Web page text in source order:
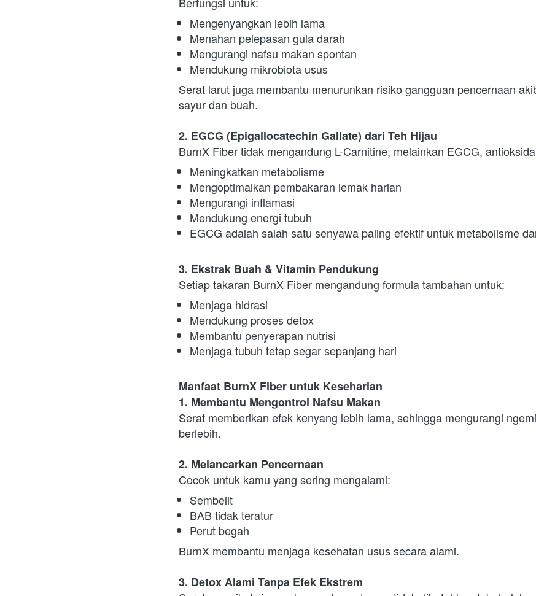
Mengenyangkan lebih lama
Menahan pelepasan gula darah
Mengurangi nafsu makan spontan
Mendukung mikrobiota usus
Serat larut juga membantu menurunkan risiko gangguan pencernaan
sayur dan buah.
2. EGCG (Epigallocatechin Gallate) dari Teh Hijau
BurnX Fiber tidak mengandung L-Carnitine, melainkan EGCG,
Meningkatkan metabolisme
Mengoptimalkan pembakaran lemak harian
Mengurangi inflamasi
Mendukung energi tubuh
EGCG adalah salah satu senyawa paling efektif untuk metabolisme
3. Ekstrak Buah & Vitamin Pendukung
Setiap takaran BurnX Fiber mengandung formula tambahan untuk:
Menjaga hidrasi
Mendukung proses detox
Membantu penyerapan nutrisi
Menjaga tubuh tetap segar sepanjang hari
Manfaat BurnX Fiber untuk Keseharian
1. Membantu Mengontrol Nafsu Makan
Serat memberikan efek kenyang lebih lama, sehingga mengurangi
berlebih.
2. Melancarkan Pencernaan
Cocok untuk kamu yang sering mengalami:
Sembelit
BAB tidak teratur
Perut begah
BurnX membantu menjaga kesehatan usus secara alami.
3. Detox Alami Tanpa Efek Ekstrem